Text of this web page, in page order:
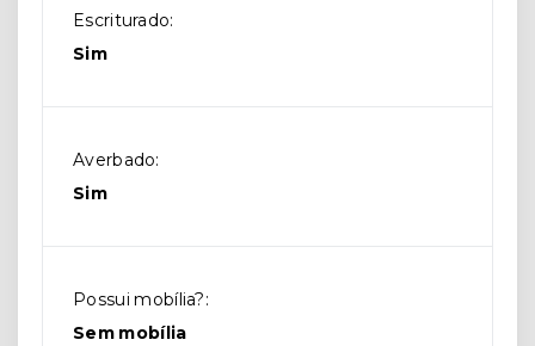
Escriturado:
Sim
Averbado:
Sim
Possui mobília?:
Sem mobília